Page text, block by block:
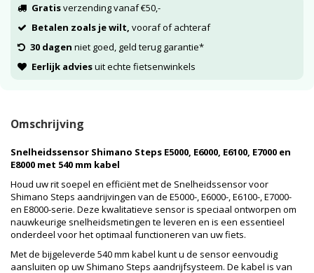
Gratisverzending vanaf €50,-
Betalen zoals je wilt, vooraf of achteraf
30 dagen niet goed, geld terug garantie*
Eerlijk adviesuit echte fietsenwinkels
Omschrijving
Snelheidssensor Shimano Steps E5000, E6000, E6100, E7000 en
E8000 met 540 mm kabel
Houd uw rit soepel en efficiënt met de Snelheidssensor voor
Shimano Steps aandrijvingen van de E5000-, E6000-, E6100-, E7000-
en E8000-serie. Deze kwalitatieve sensor is speciaal ontworpen om
nauwkeurige snelheidsmetingen te leveren en is een essentieel
onderdeel voor het optimaal functioneren van uw fiets.
Met de bijgeleverde 540 mm kabel kunt u de sensor eenvoudig
aansluiten op uw Shimano Steps aandrijfsysteem. De kabel is van